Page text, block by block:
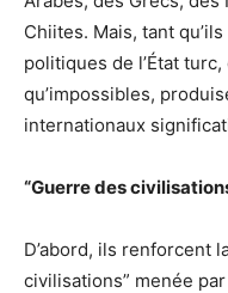
Chiites. Mais, tant
politiques de l’État
qu’impossibles,
internationaux
“Guerre des
D’abord, ils renforcent
civilisations” menée